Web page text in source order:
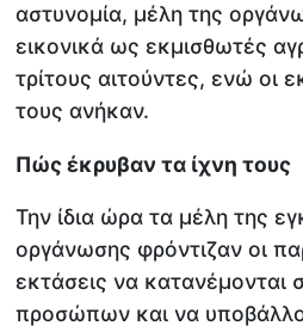
αστυνομία, μέλη της
εικονικά ως εκμισθωτές
τρίτους αιτούντες, ενώ οι
τους ανήκαν.
Πώς έκρυβαν τα ίχνη τους
Την ίδια ώρα τα μέλη της
οργάνωσης φρόντιζαν οι
εκτάσεις να κατανέμονται
προσώπων και να